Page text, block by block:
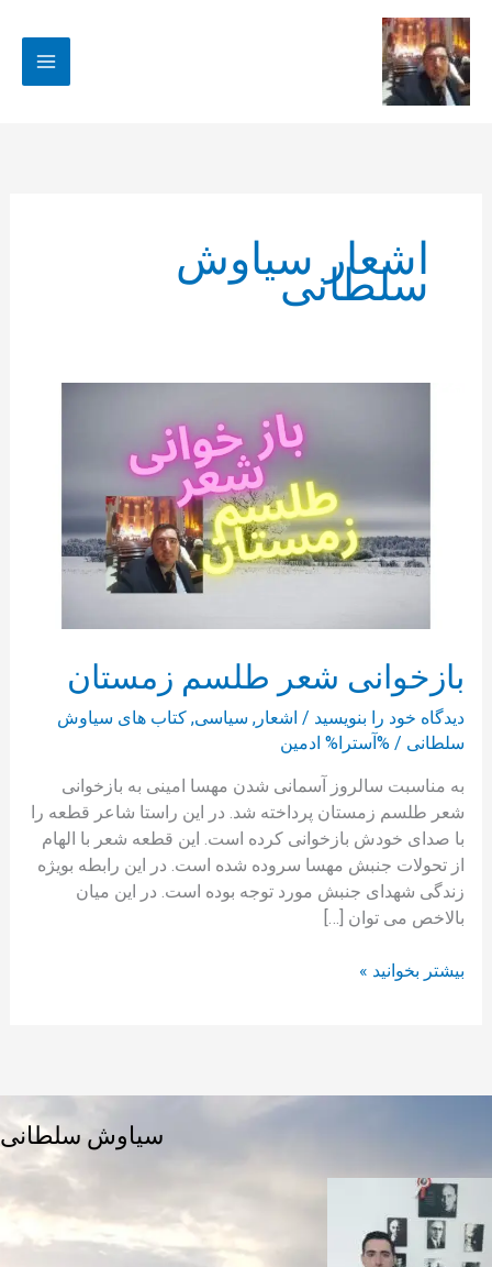
محتوا
اشعار سیاوش
سلطانی
بازخوانی شعر طلسم زمستان
دیدگاه‌ خود را بنویسید / اشعار , سیاسی, کتاب های سیاوش
سلطانی / %آسترا% ادمین
به مناسبت سالروز آسمانی شدن مهسا امینی به بازخوانی
شعر طلسم زمستان پرداخته شد. در این راستا شاعر قطعه را
با صدای خودش بازخوانی کرده است. این قطعه شعر با الهام
از تحولات جنبش مهسا سروده شده است. در این رابطه بویژه
زندگی شهدای جنبش مورد توجه بوده است. در این میان
بالاخص می توان […]
بیشتر بخوانید »
سیاوش سلطانی